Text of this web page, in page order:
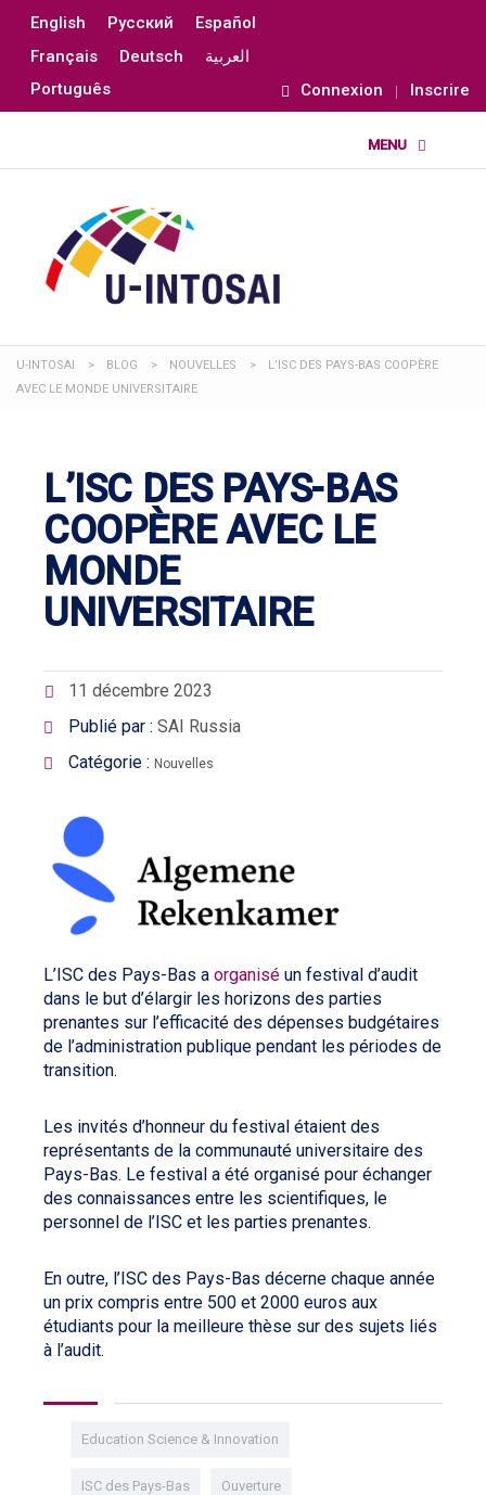
English Русский
Español
Français
Deutsch
العربية
Português
Connexion Inscrire
U-INTOSAI > BLOG > NOUVELLES >
L’ISC DES PAYS-BAS COOPÈRE
AVEC LE MONDE UNIVERSITAIRE
L’ISC DES PAYS-BAS
COOPÈRE AVEC LE
MONDE
UNIVERSITAIRE
11 décembre 2023
Publié par : SAI Russia
Catégorie : Nouvelles
L’ISC des Pays-Bas a organisé un festival d’audit
dans le but d’élargir les horizons des parties
prenantes sur l’efficacité des dépenses budgétaires
de l’administration publique pendant les périodes de
transition.
Les invités d’honneur du festival étaient des
représentants de la communauté universitaire des
Pays-Bas. Le festival a été organisé pour échanger
des connaissances entre les scientifiques, le
personnel de l’ISC et les parties prenantes.
En outre, l’ISC des Pays-Bas décerne chaque année
un prix compris entre 500 et 2000 euros aux
étudiants pour la meilleure thèse sur des sujets liés
à l’audit.
Education Science & Innovation
ISC des Pays-Bas Ouverture